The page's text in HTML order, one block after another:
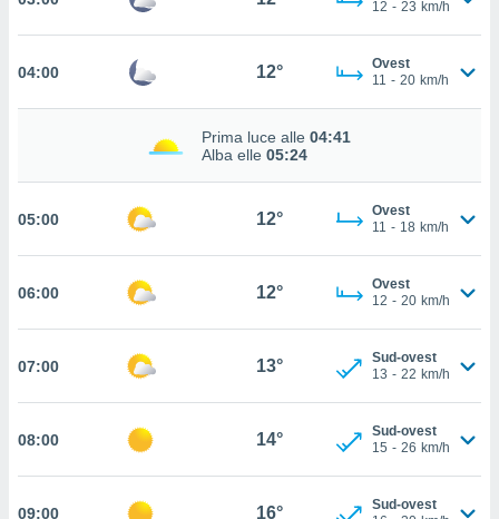
di
per
al sito
12 - 23 km/h
04:00 12°
Ovest
11 - 20 km/h
Prima luce alle 04:41
Alba elle 05:24
05:00 12°
Ovest
11 - 18 km/h
06:00 12°
Ovest
12 - 20 km/h
07:00 13°
Sud-ovest
13 - 22 km/h
08:00 14°
Sud-ovest
15 - 26 km/h
09:00 16°
Sud-ovest